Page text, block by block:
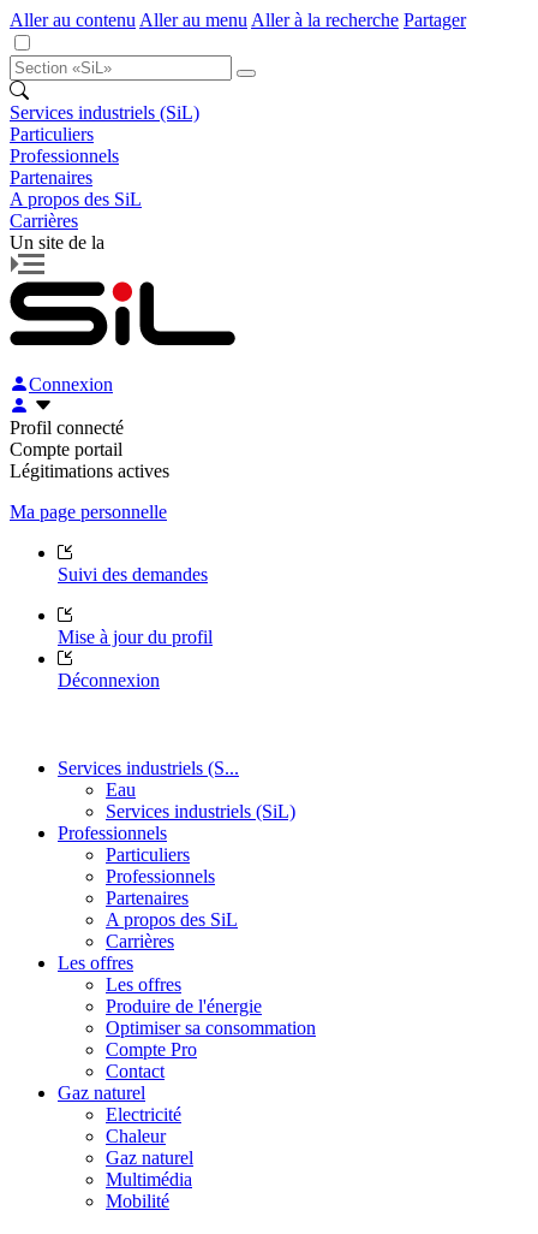
Aller au contenu Aller au menu Aller à la recherche Partager
Services industriels (SiL)
Particuliers
Professionnels
Partenaires
A propos des SiL
Carrières
Un site de la
Connexion
Profil connecté
Compte portail
Légitimations actives
Ma page personnelle
Suivi des demandes
Mise à jour du profil
Déconnexion
Services industriels (S...
Eau
Services industriels (SiL)
Professionnels
Particuliers
Professionnels
Partenaires
A propos des SiL
Carrières
Les offres
Les offres
Produire de l'énergie
Optimiser sa consommation
Compte Pro
Contact
Gaz naturel
Electricité
Chaleur
Gaz naturel
Multimédia
Mobilité